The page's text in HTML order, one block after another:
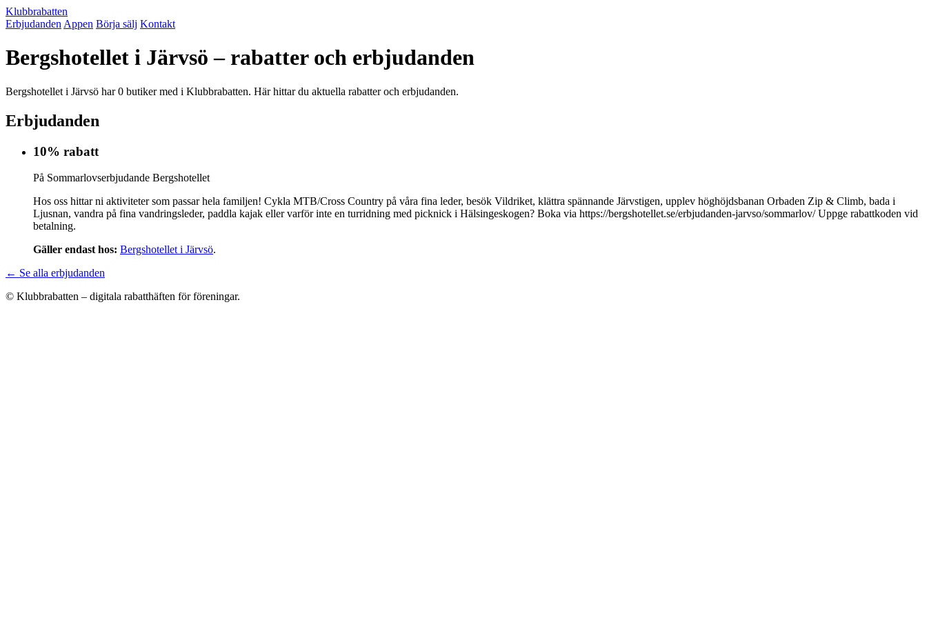
Klubbrabatten
Erbjudanden Appen Börja sälj Kontakt
Bergshotellet i Järvsö – rabatter och erbjudanden
Bergshotellet i Järvsö har 0 butiker med i Klubbrabatten. Här hittar du aktuella rabatter och erbjudanden.
Erbjudanden
10% rabatt
På Sommarlovserbjudande Bergshotellet
Hos oss hittar ni aktiviteter som passar hela familjen! Cykla MTB/Cross Country på våra fina leder, besök Vildriket, klättra spännande Järvstigen, upplev höghöjdsbanan Orbaden Zip & Climb, bada i
Ljusnan, vandra på fina vandringsleder, paddla kajak eller varför inte en turridning med picknick i Hälsingeskogen? Boka via https://bergshotellet.se/erbjudanden-jarvso/sommarlov/ Uppge rabattkoden vid
betalning.
Gäller endast hos: Bergshotellet i Järvsö.
← Se alla erbjudanden
© Klubbrabatten – digitala rabatthäften för föreningar.